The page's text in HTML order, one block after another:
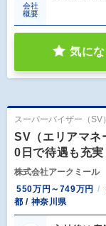
会社
概要
気に
スーパーバイザー（SV）
SV（エリアマネ
0日で待遇も充実
株式会社アークミール
550万円～749万円
都 / 神奈川県